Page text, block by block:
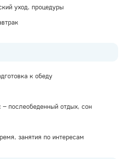
уход, процедуры
к обеду
– послеобеденный отдых, сон
занятия по интересам